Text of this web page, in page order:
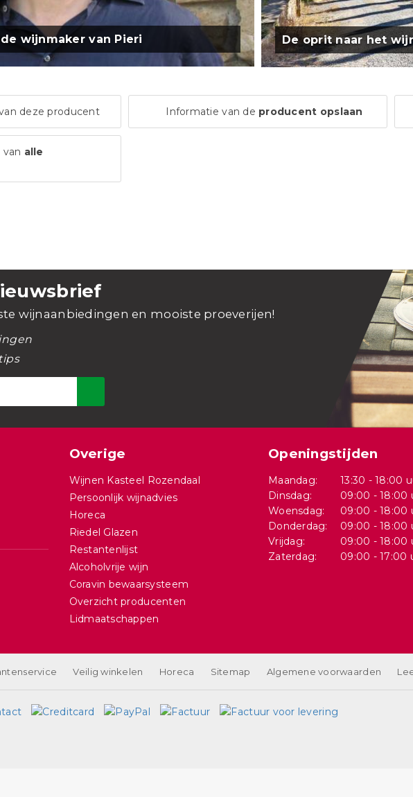
wijnmaker van Pieri De oprit naar het
deze producent Informatie van de producent opslaan
alle
wijnaanbiedingen en mooiste proeverijen!
Overige
Wijnen Kasteel Rozendaal
Persoonlijk wijnadvies
Horeca
Riedel Glazen
Restantenlijst
Alcoholvrije wijn
Coravin bewaarsysteem
Overzicht producenten
Lidmaatschappen
Openingstijden
Maandag:
13:30 - 18:00
Dinsdag:
09:00 - 18:00
Woensdag:
09:00 - 18:00
Donderdag:
09:00 - 18:00
Vrijdag:
09:00 - 18:00
Zaterdag:
09:00 - 17:00
Veilig winkelen Horeca Sitemap Algemene voorwaarden